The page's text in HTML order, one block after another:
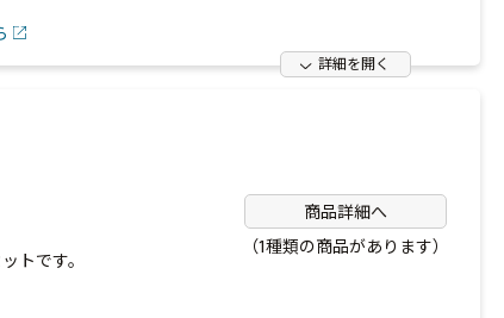
詳細を開く
商品詳細へ
（1種類の商品があります）
トです。